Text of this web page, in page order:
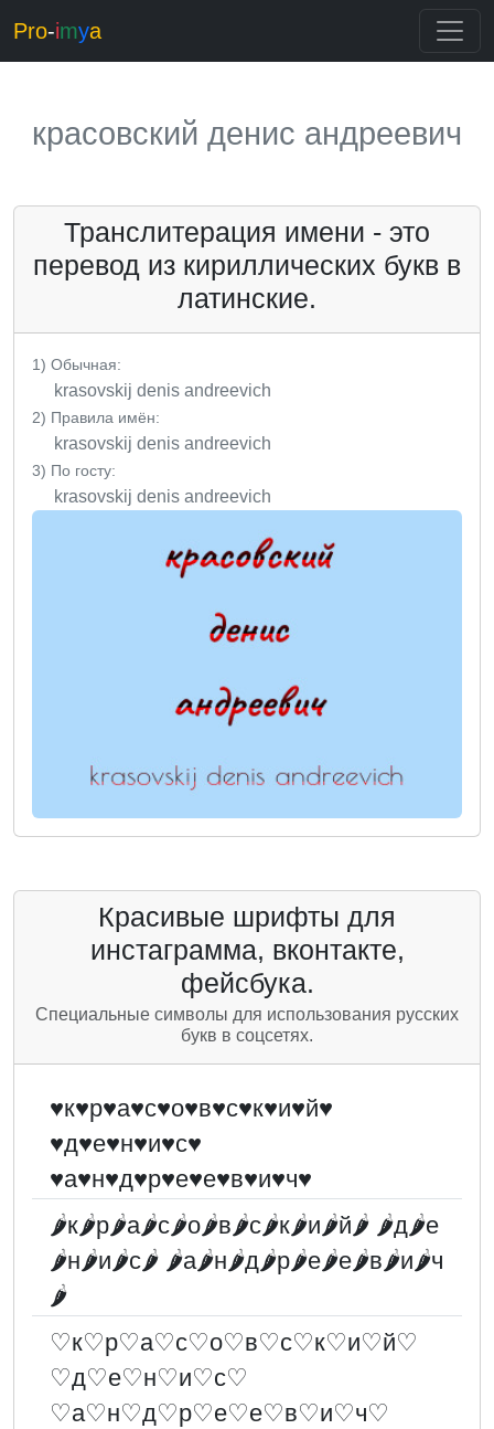
Pro-imya
красовский денис андреевич
Транслитерация имени - это
перевод из кириллических букв в
латинские.
1) Обычная:
krasovskij denis andreevich
2) Правила имён:
krasovskij denis andreevich
3) По госту:
krasovskij denis andreevich
Красивые шрифты для
инстаграмма, вконтакте,
фейсбука.
Специальные символы для использования русских
букв в соцсетях.
♥к♥р♥а♥с♥о♥в♥с♥к♥и♥й♥
♥д♥е♥н♥и♥с♥
♥а♥н♥д♥р♥е♥е♥в♥и♥ч♥
🌶к🌶р🌶а🌶с🌶о🌶в🌶с🌶к🌶и🌶й🌶 🌶д🌶е
🌶н🌶и🌶с🌶 🌶а🌶н🌶д🌶р🌶е🌶е🌶в🌶и🌶ч
🌶
♡к♡р♡а♡с♡о♡в♡с♡к♡и♡й♡
♡д♡е♡н♡и♡с♡
♡а♡н♡д♡р♡е♡е♡в♡и♡ч♡